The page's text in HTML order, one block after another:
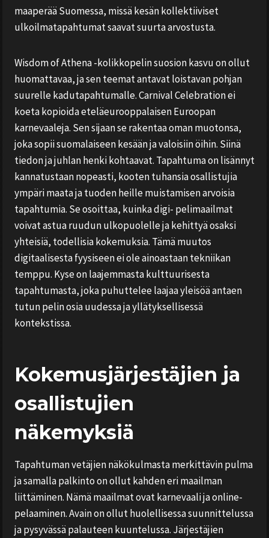
maaperää Suomessa, missä kesän kollektiiviset
ulkoilmatapahtumat saavat suurta arvostusta.
Wisdom of Athena -kolikkopelin suosion kasvu on ollut
huomattavaa, ja sen teemat antavat loistavan pohjan
suurelle kadutapahtumalle. Carnival Celebration ei
koeta kopioida eteläeurooppalaisen Euroopan
karnevaaleja. Sen sijaan se rakentaa oman muotonsa,
joka sopii suomalaiseen kesään ja valoisiin öihin. Siinä
tiedon ja juhlan henki kohtaavat. Tapahtuma on lisännyt
kannatustaan nopeasti, kooten tuhansia osallistujia
ympäri maata ja tuoden heille muistamisen arvoisia
tapahtumia. Se osoittaa, kuinka digi- pelimaailmat
voivat astua ruudun ulkopuolelle ja kehittyä osaksi
yhteisiä, todellisia kokemuksia. Tämä muutos
digitaalisesta fyysiseen ei ole ainoastaan tekniikan
temppu. Kyse on laajemmasta kulttuurisesta
tapahtumasta, joka puhuttelee laajaa yleisöä antaen
tutun pelin osia uudessa ja yllätyksellisessä
kontekstissa.
Kokemusjärjestäjien ja
osallistujien
näkemyksiä
Tapahtuman vetäjien näkökulmasta merkittävin pulma
ja samalla palkinto on ollut kahden eri maailman
liittäminen. Nämä maailmat ovat karnevaali ja online-
pelaaminen. Avain on ollut huolellisessa suunnittelussa
ja pysyvässä palauteen kuuntelussa. Järjestäjien